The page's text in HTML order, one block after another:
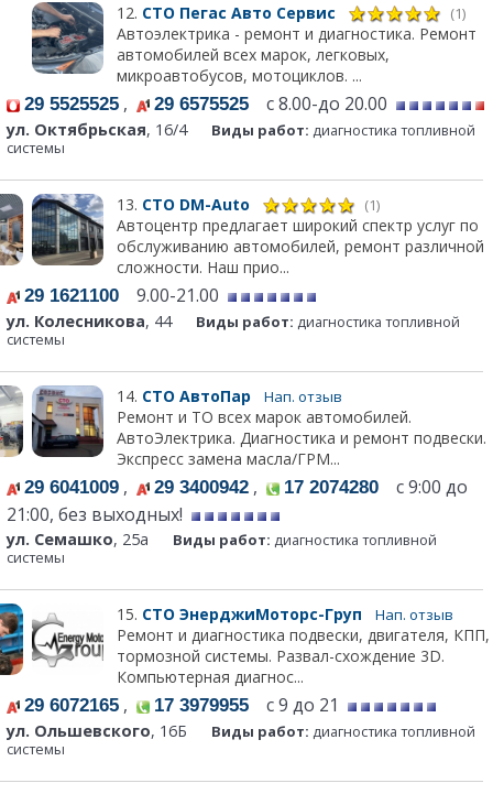
12. СТО Пегас Авто Сервис (1)
Автоэлектрика - ремонт и диагностика. Ремонт
автомобилей всех марок, легковых,
микроавтобусов, мотоциклов. ...
29 5525525 , 29 6575525 с 8.00-до 20.00
ул. Октябрьская, 16/4 Виды работ: диагностика топливной
системы
13. СТО DM-Auto (1)
Автоцентр предлагает широкий спектр услуг по
обслуживанию автомобилей, ремонт различной
сложности. Наш прио...
29 1621100 9.00-21.00
ул. Колесникова, 44 Виды работ: диагностика топливной
системы
14. СТО АвтоПар Нап. отзыв
Ремонт и ТО всех марок автомобилей.
АвтоЭлектрика. Диагностика и ремонт подвески.
Экспресс замена масла/ГРМ...
29 6041009 , 29 3400942 , 17 2074280 с 9:00 до
21:00, без выходных!
ул. Семашко, 25а Виды работ: диагностика топливной
системы
15. СТО ЭнерджиМоторс-Груп Нап. отзыв
Ремонт и диагностика подвески, двигателя, КПП,
тормозной системы. Развал-схождение 3D.
Компьютерная диагнос...
29 6072165 , 17 3979955 с 9 до 21
ул. Ольшевского, 16Б Виды работ: диагностика топливной
системы